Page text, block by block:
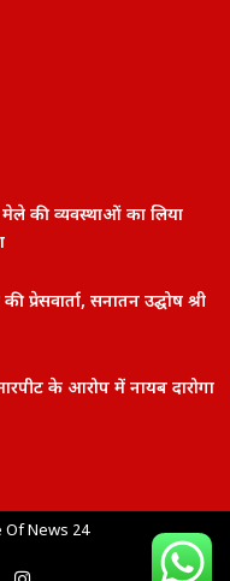
की व्यवस्थाओं का लिया
प्रेसवार्ता, सनातन उद्घोष श्री
के आरोप में नायब दारोगा
News 24